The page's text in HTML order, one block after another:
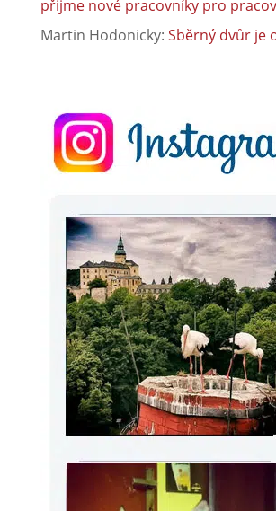
přijme nové pracovníky pro
Martin Hodonicky: Sběrný dvůr je